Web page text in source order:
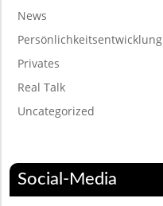
News
Persönlichkeitsentwicklung
Privates
Real Talk
Uncategorized
Social-Media